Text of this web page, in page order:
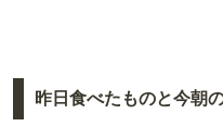
昨日食べたものと今朝